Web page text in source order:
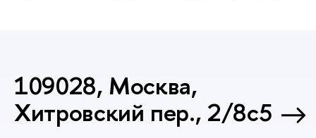
109028, Москва,
Хитровский пер., 2/8с5